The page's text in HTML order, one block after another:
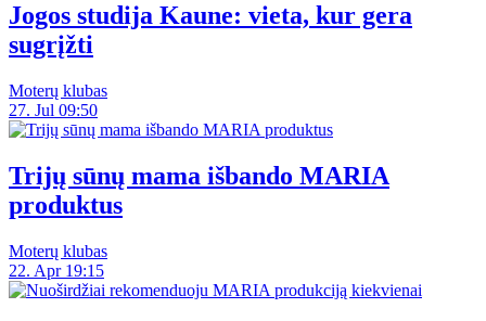
Jogos studija Kaune: vieta, kur gera
sugrįžti
Moterų klubas
27. Jul 09:50
Trijų sūnų mama išbando MARIA
produktus
Moterų klubas
22. Apr 19:15